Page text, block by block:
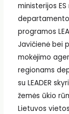
ministerijos
programos
Javičienė bei
mokėjimo
regionams
su LEADER
žemės ūkio
Lietuvos